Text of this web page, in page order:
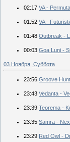
02:17 VA -
01:52 VA -
01:48 Outbreak -
00:03 Goa Luni -
03 Ноября, Суббота
23:56 Groove
23:43 Vedanta -
23:39 Teorema -
23:35 Samra -
23:29 Red Owl -